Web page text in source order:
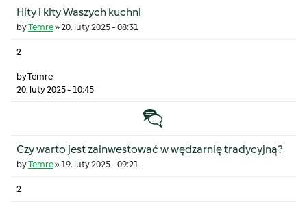
Hity i kity Waszych kuchni
byTemre»20. luty 2025 - 08:31
2
byTemre
20. luty 2025 - 10:45
Temat zwyczajny
Czy warto jest zainwestować w wędzarnię tradycyjną?
byTemre»19. luty 2025 - 09:21
2